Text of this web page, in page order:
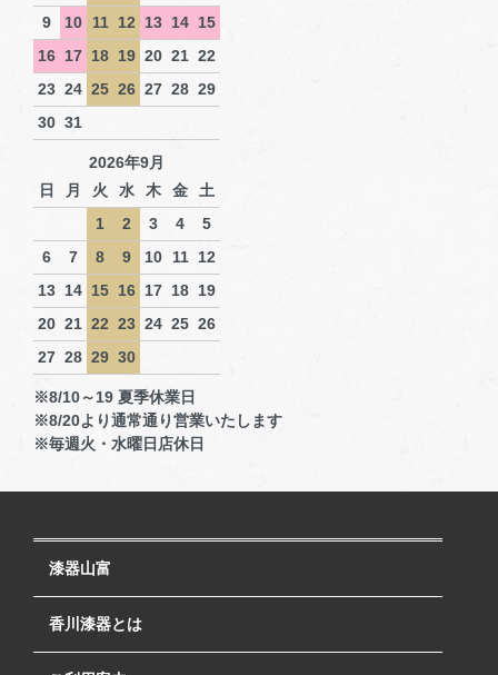
9
10 11 12 13 14 15
16 17 18 19 20 21 22
23 24 25 26 27 28 29
30 31
2026年9月
日
月 火 水 木 金
土
1
2 3 4
5
6
7 8 9 10 11 12
13 14 15 16 17 18 19
20 21 22 23 24 25 26
27 28 29 30
※8/10～19 夏季休業日
※8/20より通常通り営業いたします
※毎週火・水曜日店休日
漆器山富
香川漆器とは